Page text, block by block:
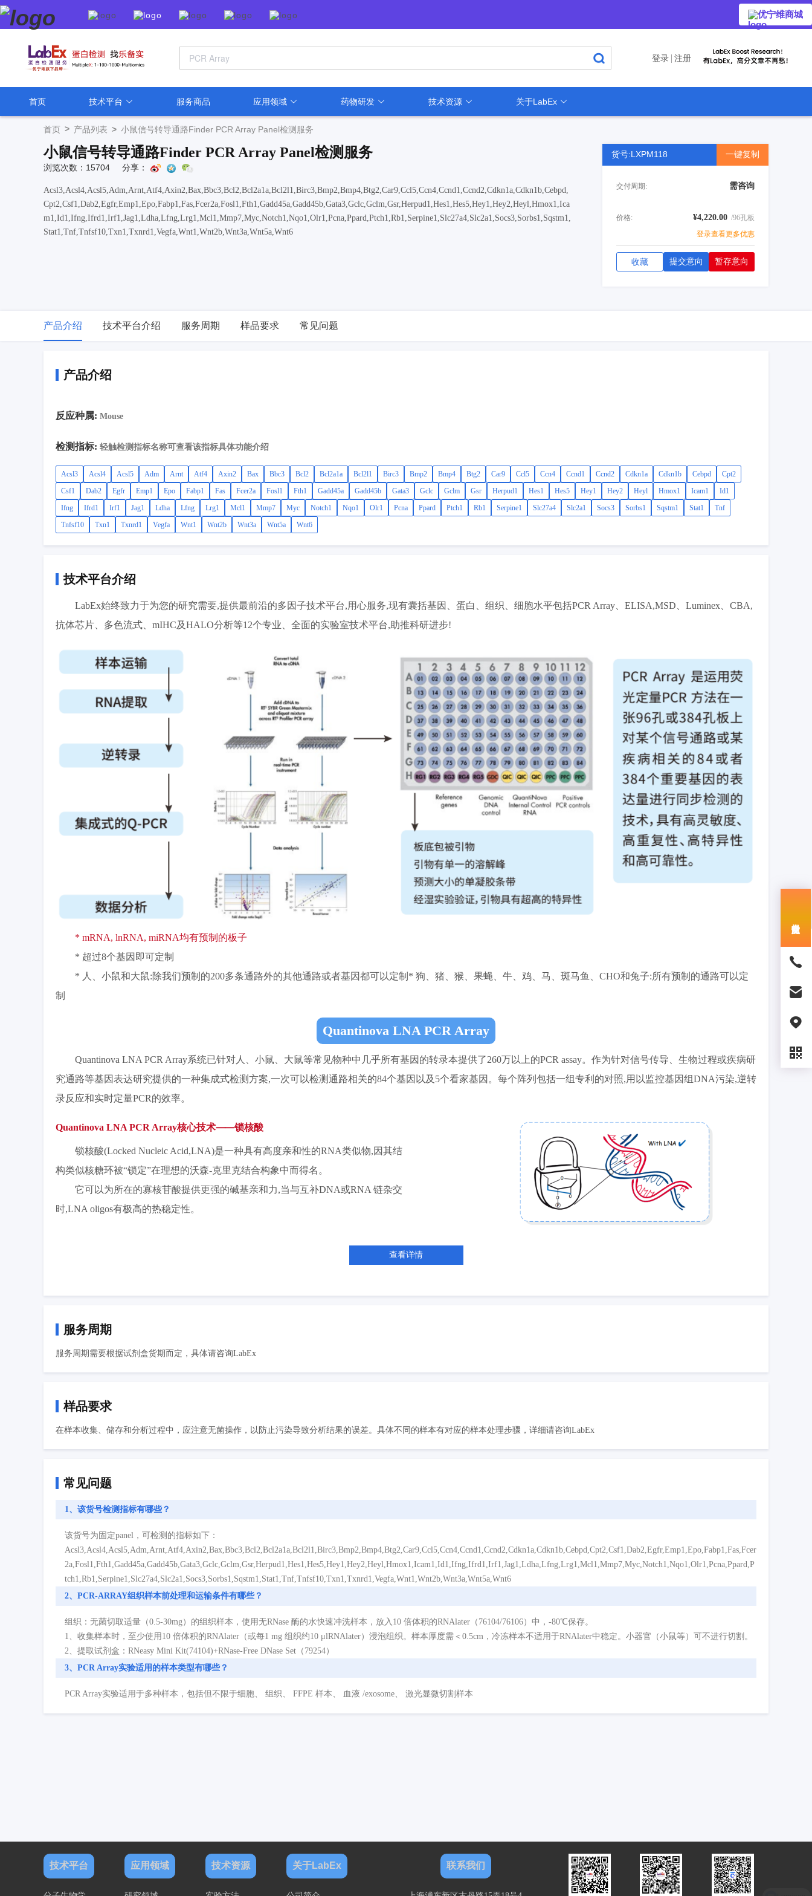
优宁维商城
登录 注册
首页 技术平台 服务商品 应用领域 药物研发 技术资源 关于LabEx
首页 > 产品列表 > 小鼠信号转导通路Finder PCR Array Panel检测服务
小鼠信号转导通路Finder PCR Array Panel检测服务
浏览次数：15704 分享：
Acsl3,Acsl4,Acsl5,Adm,Arnt,Atf4,Axin2,Bax,Bbc3,Bcl2,Bcl2a1a,Bcl2l1,Birc3,Bmp2,Bmp4,Btg2,Car9,Ccl5,Ccn4,Ccnd1,Ccnd2,Cdkn1a,Cdkn1b,Cebpd,
Cpt2,Csf1,Dab2,Egfr,Emp1,Epo,Fabp1,Fas,Fcer2a,Fosl1,Fth1,Gadd45a,Gadd45b,Gata3,Gclc,Gclm,Gsr,Herpud1,Hes1,Hes5,Hey1,Hey2,Heyl,Hmox1,Ica
m1,Id1,Ifng,Ifrd1,Irf1,Jag1,Ldha,Lfng,Lrg1,Mcl1,Mmp7,Myc,Notch1,Nqo1,Olr1,Pcna,Ppard,Ptch1,Rb1,Serpine1,Slc27a4,Slc2a1,Socs3,Sorbs1,Sqstm1,
Stat1,Tnf,Tnfsf10,Txn1,Txnrd1,Vegfa,Wnt1,Wnt2b,Wnt3a,Wnt5a,Wnt6
货号:LXPM118 一键复制
交付周期: 需咨询
价格: ¥4,220.00 /96孔板
登录查看更多优惠
收藏 提交意向 暂存意向
产品介绍 技术平台介绍 服务周期 样品要求 常见问题
产品介绍
反应种属: Mouse
检测指标: 轻触检测指标名称可查看该指标具体功能介绍
Acsl3 Acsl4 Acsl5 Adm Arnt Atf4 Axin2 Bax Bbc3 Bcl2 Bcl2a1a Bcl2l1 Birc3 Bmp2 Bmp4 Btg2 Car9 Ccl5 Ccn4 Ccnd1 Ccnd2 Cdkn1a Cdkn1b Cebpd
Cpt2
Csf1
Dab2 Egfr Emp1 Epo Fabp1 Fas Fcer2a Fosl1 Fth1 Gadd45a Gadd45b Gata3 Gclc Gclm Gsr Herpud1 Hes1 Hes5 Hey1 Hey2 Heyl Hmox1 Icam1
Id1
Ifng
Ifrd1 Irf1 Jag1 Ldha Lfng Lrg1 Mcl1 Mmp7 Myc Notch1 Nqo1 Olr1 Pcna Ppard Ptch1 Rb1 Serpine1 Slc27a4 Slc2a1 Socs3 Sorbs1 Sqstm1 Stat1
Tnf
Tnfsf10
Txn1 Txnrd1 Vegfa Wnt1 Wnt2b Wnt3a Wnt5a Wnt6
技术平台介绍
LabEx始终致力于为您的研究需要,提供最前沿的多因子技术平台,用心服务,现有囊括基因、蛋白、组织、细胞水平包括PCR Array、ELISA,MSD、Luminex、CBA,
抗体芯片、多色流式、mIHC及HALO分析等12个专业、全面的实验室技术平台,助推科研进步!
* mRNA, lnRNA, miRNA均有预制的板子
* 超过8个基因即可定制
* 人、小鼠和大鼠:除我们预制的200多条通路外的其他通路或者基因都可以定制* 狗、猪、猴、果蝇、牛、鸡、马、斑马鱼、CHO和兔子:所有预制的通路可以定
制
Quantinova LNA PCR Array
Quantinova LNA PCR Array系统已针对人、小鼠、大鼠等常见物种中几乎所有基因的转录本提供了260万以上的PCR assay。作为针对信号传导、生物过程或疾病研
究通路等基因表达研究提供的一种集成式检测方案,一次可以检测通路相关的84个基因以及5个看家基因。每个阵列包括一组专利的对照,用以监控基因组DNA污染,逆转
录反应和实时定量PCR的效率。
Quantinova LNA PCR Array核心技术⸺锁核酸
锁核酸(Locked Nucleic Acid,LNA)是一种具有高度亲和性的RNA类似物,因其结
构类似核糖环被“锁定”在理想的沃森-克里克结合构象中而得名。
它可以为所在的寡核苷酸提供更强的碱基亲和力,当与互补DNA或RNA 链杂交
时,LNA oligos有极高的热稳定性。
查看详情
服务周期
服务周期需要根据试剂盒货期而定，具体请咨询LabEx
样品要求
在样本收集、储存和分析过程中，应注意无菌操作，以防止污染导致分析结果的误差。具体不同的样本有对应的样本处理步骤，详细请咨询LabEx
常见问题
1、该货号检测指标有哪些？
该货号为固定panel，可检测的指标如下：
Acsl3,Acsl4,Acsl5,Adm,Arnt,Atf4,Axin2,Bax,Bbc3,Bcl2,Bcl2a1a,Bcl2l1,Birc3,Bmp2,Bmp4,Btg2,Car9,Ccl5,Ccn4,Ccnd1,Ccnd2,Cdkn1a,Cdkn1b,Cebpd,Cpt2,Csf1,Dab2,Egfr,Emp1,Epo,Fabp1,Fas,Fcer
2a,Fosl1,Fth1,Gadd45a,Gadd45b,Gata3,Gclc,Gclm,Gsr,Herpud1,Hes1,Hes5,Hey1,Hey2,Heyl,Hmox1,Icam1,Id1,Ifng,Ifrd1,Irf1,Jag1,Ldha,Lfng,Lrg1,Mcl1,Mmp7,Myc,Notch1,Nqo1,Olr1,Pcna,Ppard,P
tch1,Rb1,Serpine1,Slc27a4,Slc2a1,Socs3,Sorbs1,Sqstm1,Stat1,Tnf,Tnfsf10,Txn1,Txnrd1,Vegfa,Wnt1,Wnt2b,Wnt3a,Wnt5a,Wnt6
2、PCR-ARRAY组织样本前处理和运输条件有哪些？
组织：无菌切取适量（0.5-30mg）的组织样本，使用无RNase 酶的水快速冲洗样本，放入10 倍体积的RNAlater（76104/76106）中，-80℃保存。
1、收集样本时，至少使用10 倍体积的RNAlater（或每1 mg 组织约10 μlRNAlater）浸泡组织。样本厚度需＜0.5cm，冷冻样本不适用于RNAlater中稳定。小器官（小鼠等）可不进行切割。
2、提取试剂盒：RNeasy Mini Kit(74104)+RNase-Free DNase Set（79254）
3、PCR Array实验适用的样本类型有哪些？
PCR Array实验适用于多种样本，包括但不限于细胞、 组织、 FFPE 样本、 血液 /exosome、 激光显微切割样本
技术平台 应用领域 技术资源 关于LabEx 联系我们